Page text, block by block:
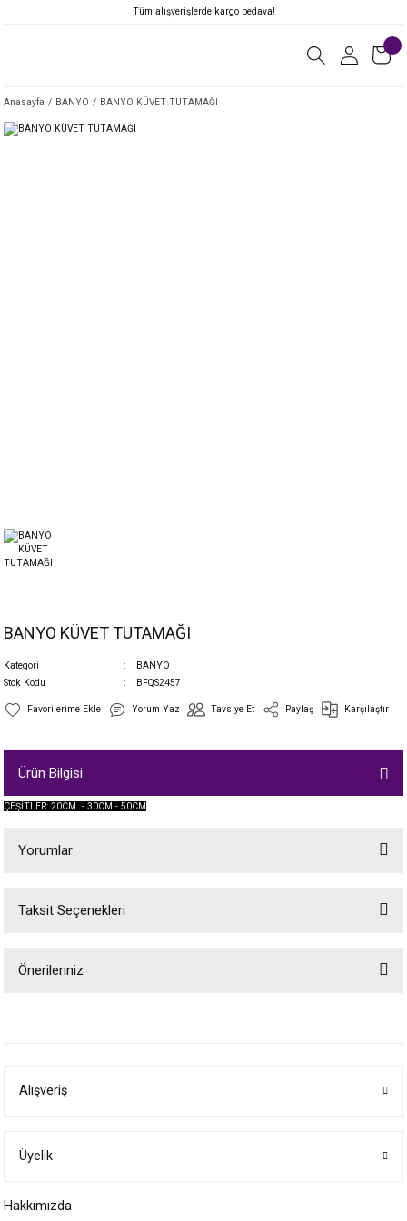
Tüm alışverişlerde kargo bedava!
Anasayfa BANYO BANYO KÜVET TUTAMAĞI
BANYO KÜVET TUTAMAĞI
Kategori
BANYO
Stok Kodu
BFQS2457
Yorum Yaz Tavsiye Et Paylaş Karşılaştır
Ürün Bilgisi
ÇEŞİTLER: 20CM - 30CM - 50CM
Yorumlar
Taksit Seçenekleri
Önerileriniz
Ürün bilgilerinde hatalar bulunuyor.
Bu ürüne benzer farklı alternatifler olmalı.
Alışveriş
Üyelik
Hakkımızda